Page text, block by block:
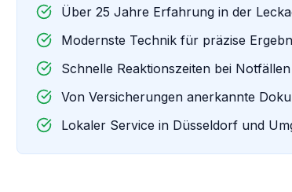
Über 25 Jahre Erfahrung in der
Modernste Technik für präzise
Schnelle Reaktionszeiten bei
Von Versicherungen anerkannte
Lokaler Service in Düsseldorf und